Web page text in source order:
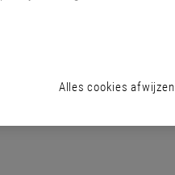
Alles cookies afwijzen